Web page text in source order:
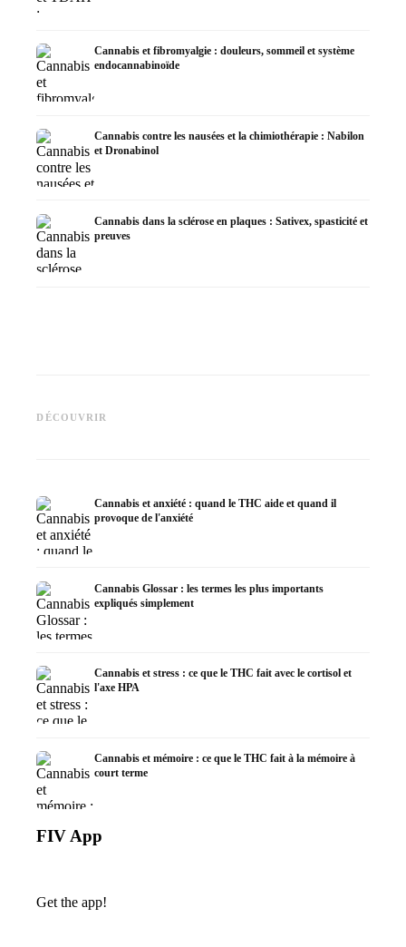
Cannabis et fibromyalgie : douleurs, sommeil et système
endocannabinoïde
Cannabis contre les nausées et la chimiothérapie : Nabilon
et Dronabinol
Cannabis dans la sclérose en plaques : Sativex, spasticité et
preuves
DÉCOUVRIR
Epidiolex et l'état actuel de la
recherche
Cannabis et anxiété : quand le THC aide et quand il
provoque de l'anxiété
Cannabis Glossar : les termes les plus importants
expliqués simplement
Cannabis et stress : ce que le THC fait avec le cortisol et
l'axe HPA
Cannabis et mémoire : ce que le THC fait à la mémoire à
court terme
FIV App
Get the app!